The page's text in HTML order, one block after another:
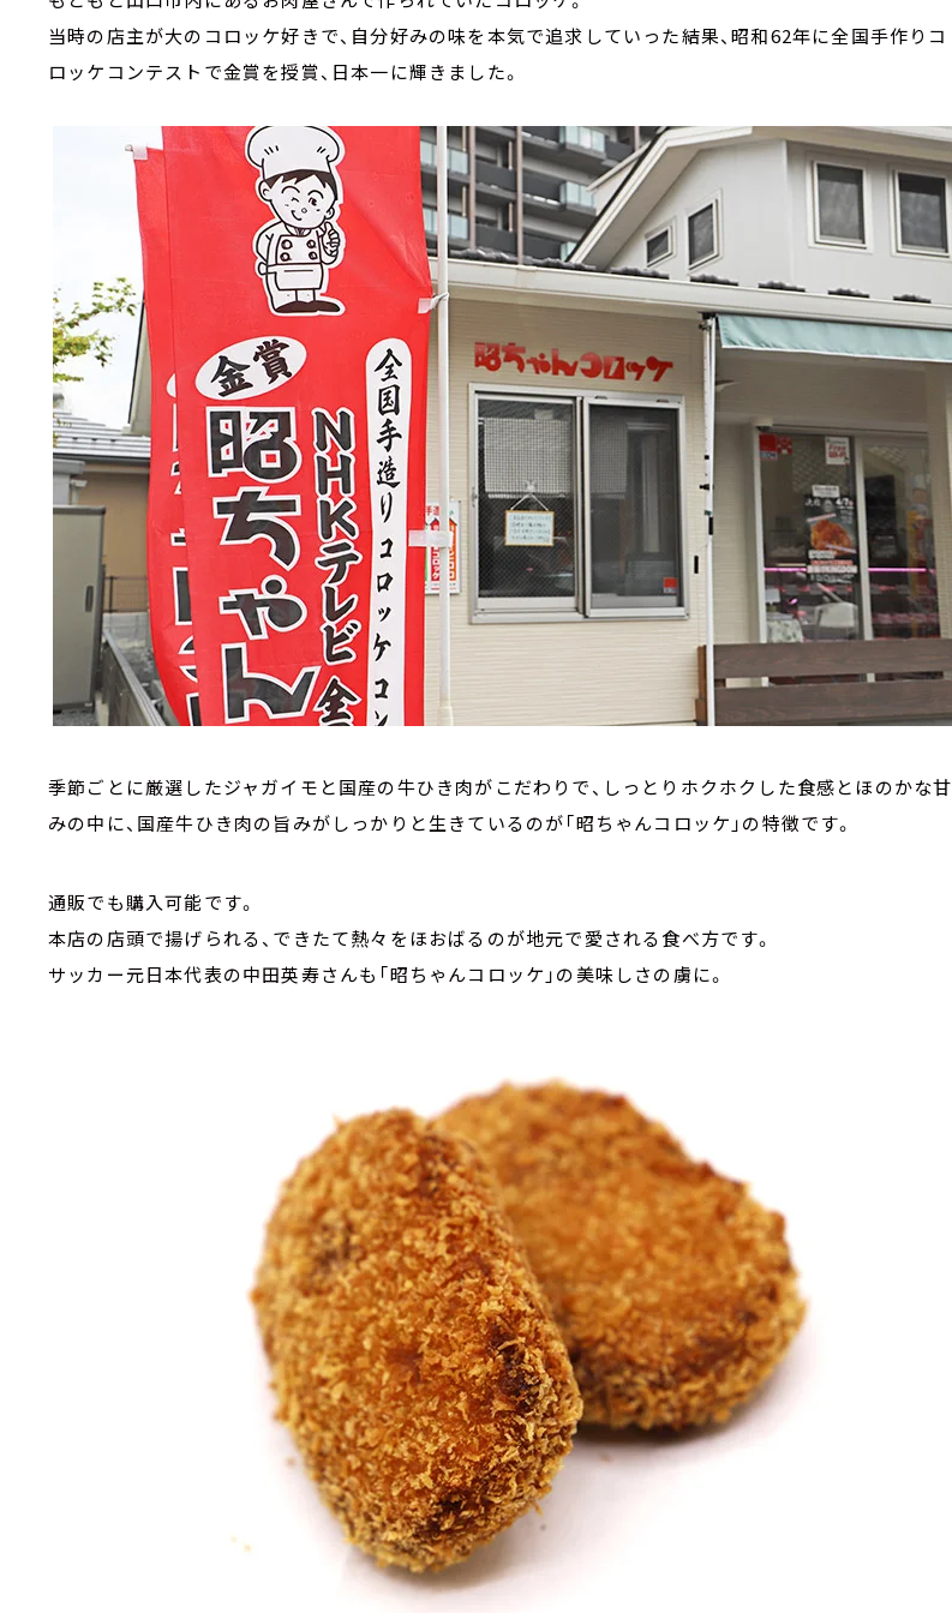
当時の店主が大のコロッケ好きで、自分好みの味を本気で追求していった結果、昭和62年に全国手作りコ
ロッケコンテストで金賞を授賞、日本一に輝きました。
季節ごとに厳選したジャガイモと国産の牛ひき肉がこだわりで、しっとりホクホクした食感とほのかな甘
みの中に、国産牛ひき肉の旨みがしっかりと生きているのが「昭ちゃんコロッケ」の特徴です。
通販でも購入可能です。
本店の店頭で揚げられる、できたて熱々をほおばるのが地元で愛される食べ方です。
サッカー元日本代表の中田英寿さんも「昭ちゃんコロッケ」の美味しさの虜に。